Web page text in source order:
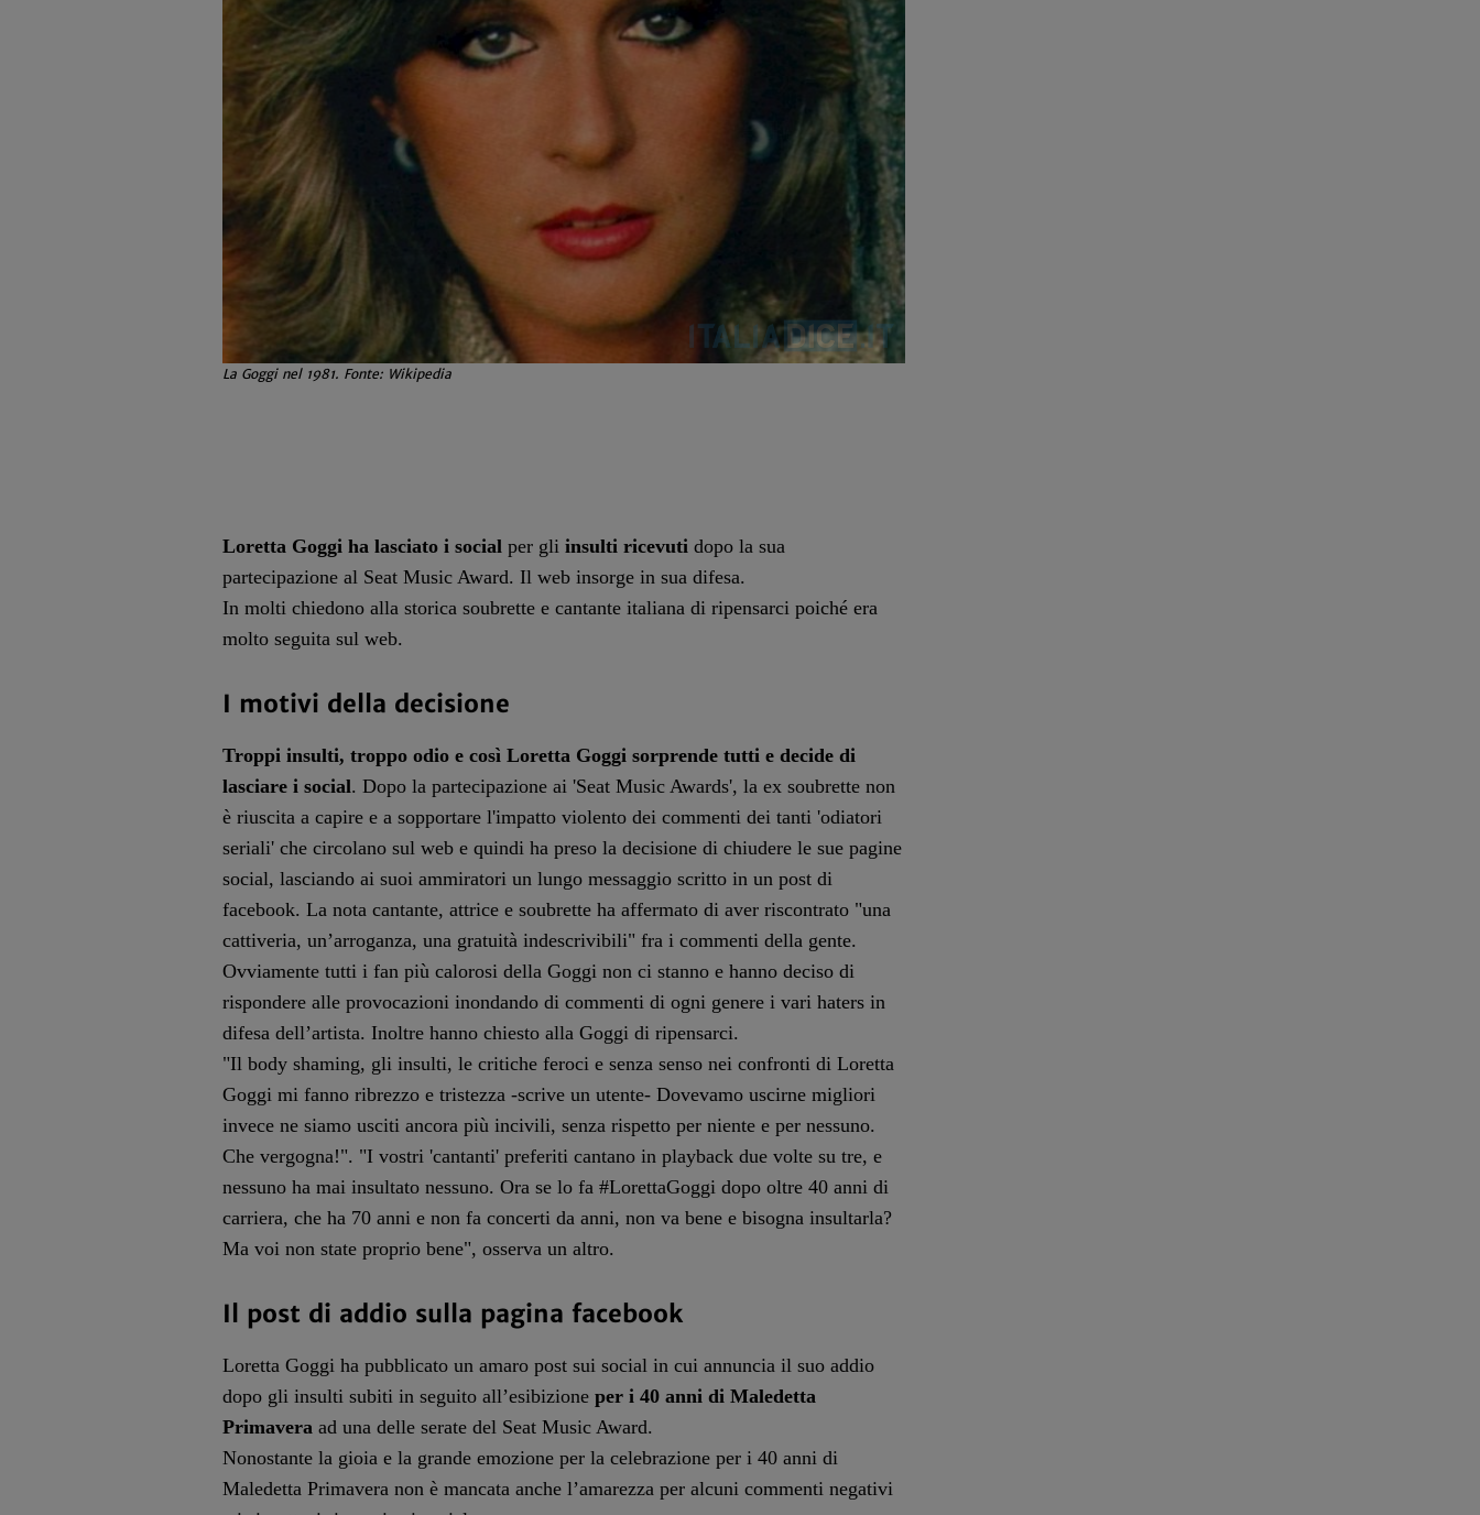
La Goggi nel 1981. Fonte: Wikipedia
Loretta Goggi ha lasciato i social per gli insulti ricevuti dopo la sua
partecipazione al Seat Music Award. Il web insorge in sua difesa.
In molti chiedono alla storica soubrette e cantante italiana di ripensarci poiché era
molto seguita sul web.
I motivi della decisione
Troppi insulti, troppo odio e così Loretta Goggi sorprende tutti e decide di
lasciare i social. Dopo la partecipazione ai 'Seat Music Awards', la ex soubrette non
è riuscita a capire e a sopportare l'impatto violento dei commenti dei tanti 'odiatori
seriali' che circolano sul web e quindi ha preso la decisione di chiudere le sue pagine
social, lasciando ai suoi ammiratori un lungo messaggio scritto in un post di
facebook. La nota cantante, attrice e soubrette ha affermato di aver riscontrato "una
cattiveria, un’arroganza, una gratuità indescrivibili" fra i commenti della gente.
Ovviamente tutti i fan più calorosi della Goggi non ci stanno e hanno deciso di
rispondere alle provocazioni inondando di commenti di ogni genere i vari haters in
difesa dell’artista. Inoltre hanno chiesto alla Goggi di ripensarci.
"Il body shaming, gli insulti, le critiche feroci e senza senso nei confronti di Loretta
Goggi mi fanno ribrezzo e tristezza -scrive un utente- Dovevamo uscirne migliori
invece ne siamo usciti ancora più incivili, senza rispetto per niente e per nessuno.
Che vergogna!". "I vostri 'cantanti' preferiti cantano in playback due volte su tre, e
nessuno ha mai insultato nessuno. Ora se lo fa #LorettaGoggi dopo oltre 40 anni di
carriera, che ha 70 anni e non fa concerti da anni, non va bene e bisogna insultarla?
Ma voi non state proprio bene", osserva un altro.
Il post di addio sulla pagina facebook
Loretta Goggi ha pubblicato un amaro post sui social in cui annuncia il suo addio
dopo gli insulti subiti in seguito all’esibizione per i 40 anni di Maledetta
Primavera ad una delle serate del Seat Music Award.
Nonostante la gioia e la grande emozione per la celebrazione per i 40 anni di
Maledetta Primavera non è mancata anche l’amarezza per alcuni commenti negativi